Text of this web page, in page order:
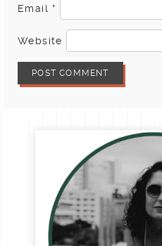
Email *
Website